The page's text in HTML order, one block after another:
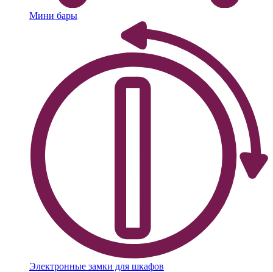
Мини бары
Электронные замки для шкафов